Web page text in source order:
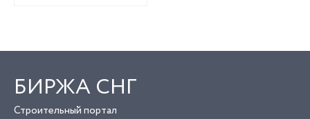
БИРЖА СНГ
Строительный портал